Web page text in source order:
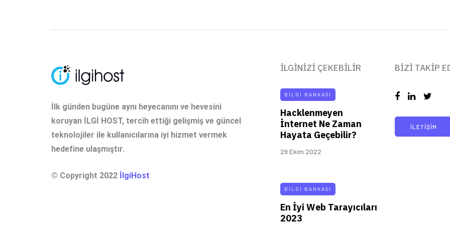
İlk günden bugüne aynı heyecanını ve hevesini
koruyan İLGİ HOST, tercih ettiği gelişmiş ve güncel
teknolojiler ile kullanıcılarına iyi hizmet vermek
hedefine ulaşmıştır.
© Copyright 2022 İlgiHost
İLGINIZI ÇEKEBILIR
BILGI BANKASI
Hacklenmeyen
İnternet Ne Zaman
Hayata Geçebilir?
29 Ekim 2022
BILGI BANKASI
En İyi Web Tarayıcıları
2023
BIZI TAKIP
İLETIŞIM